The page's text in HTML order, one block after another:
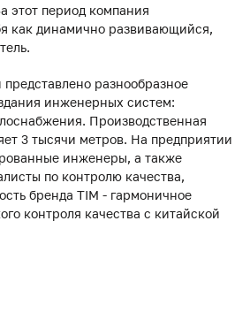
этот период компания
как динамично развивающийся,
разнообразное
инженерных систем:
Производственная
3 тысячи метров. На предприятии
инженеры, а также
по контролю качества,
бренда TIM - гармоничное
контроля качества с китайской